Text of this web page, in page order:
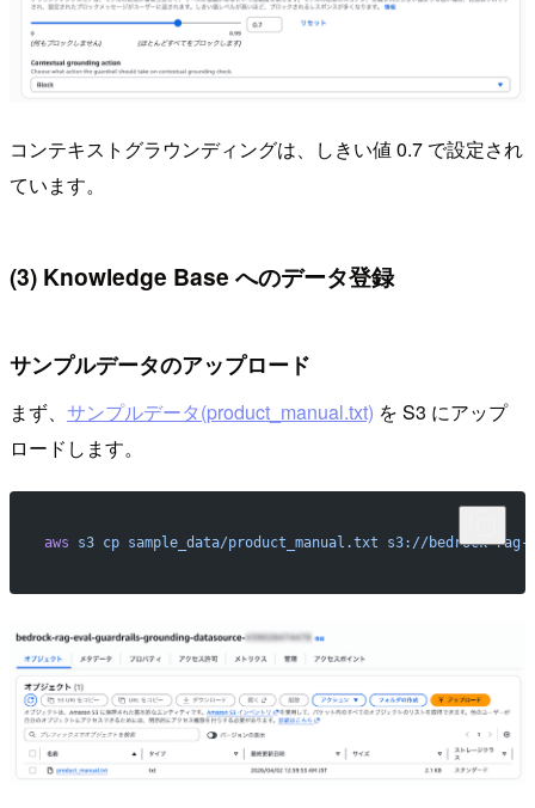
コンテキストグラウンディングは、しきい値 0.7 で設定され
ています。
(3) Knowledge Base へのデータ登録
サンプルデータのアップロード
まず、 サンプルデータ(product_manual.txt) を S3 にアップ
ロードします。
aws s3 cp sample_data/product_manual.txt s3://bedrock-rag-